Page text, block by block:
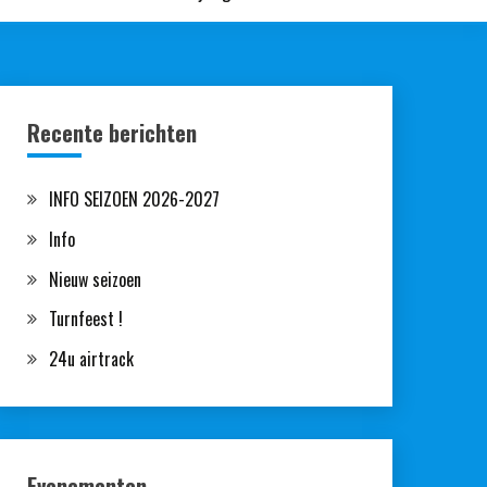
Recente berichten
INFO SEIZOEN 2026-2027
Info
Nieuw seizoen
Turnfeest !
24u airtrack